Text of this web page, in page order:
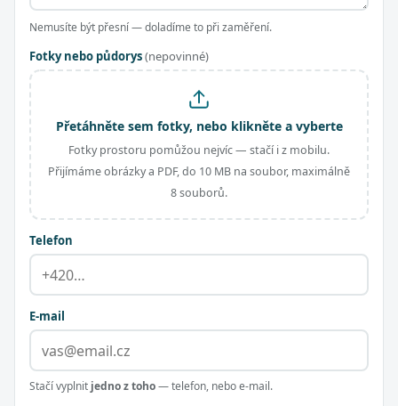
Nemusíte být přesní — doladíme to při zaměření.
Fotky nebo půdorys(nepovinné)
Přetáhněte sem fotky, nebo klikněte a vyberte
Fotky prostoru pomůžou nejvíc — stačí i z mobilu.
Přijímáme obrázky a PDF, do 10 MB na soubor, maximálně
8 souborů.
Telefon
E-mail
Stačí vyplnit jedno z toho— telefon, nebo e-mail.